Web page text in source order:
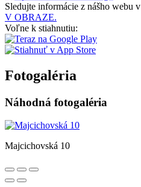
Sledujte informácie z nášho webu v
V OBRAZE.
Voľne k stiahnutiu:
Fotogaléria
Náhodná fotogaléria
Majcichovská 10